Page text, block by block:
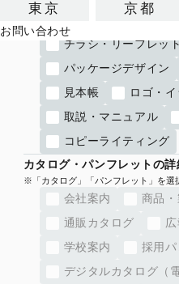
東京 京都
お問い合わせ
パンフ
チラシ・リーフレッ
パッケージデザイン
見本帳
ロゴ・イ
取説・マニュアル
コピーライティング
カタログ・パンフレットの詳
会社案内 商品
通販カタログ
学校案内
採用パ
デジタルカタログ（